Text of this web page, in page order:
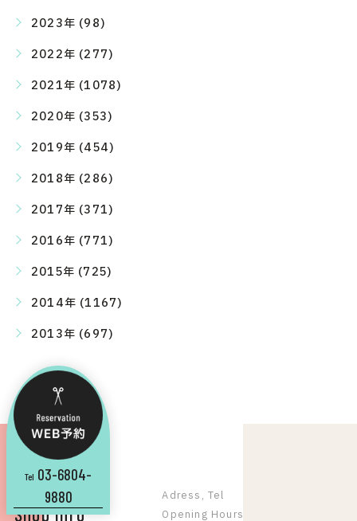
2023年 (98)
2022年 (277)
2021年 (1078)
2020年 (353)
2019年 (454)
2018年 (286)
2017年 (371)
2016年 (771)
2015年 (725)
2014年 (1167)
2013年 (697)
Shop Info
Adress, Tel
Opening Hours
Tel 03-6804-
9880